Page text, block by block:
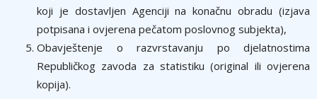
koji je dostavljen Agenciji na konačnu obradu (izjava
potpisana i ovjerena pečatom poslovnog subjekta),
Obavještenje o razvrstavanju po djelatnostima
Republičkog zavoda za statistiku (original ili ovjerena
kopija).